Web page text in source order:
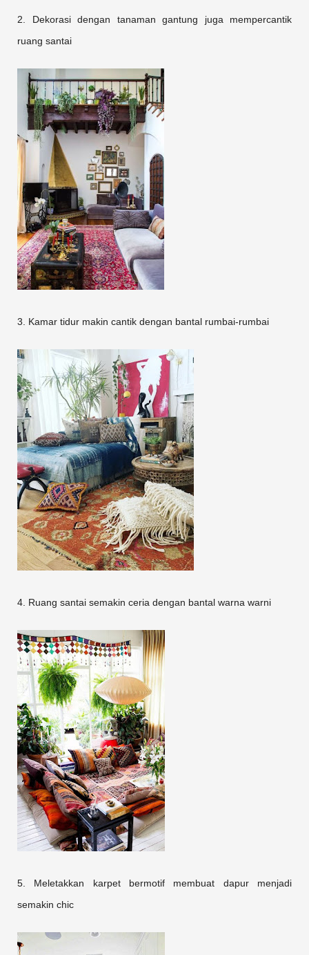
2. Dekorasi dengan tanaman gantung juga mempercantik
ruang santai
3. Kamar tidur makin cantik dengan bantal rumbai-rumbai
4. Ruang santai semakin ceria dengan bantal warna warni
5. Meletakkan karpet bermotif membuat dapur menjadi
semakin chic